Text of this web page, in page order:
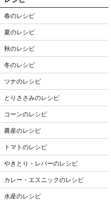
春のレシピ
夏のレシピ
秋のレシピ
冬のレシピ
ツナのレシピ
とりささみのレシピ
コーンのレシピ
農産のレシピ
トマトのレシピ
やきとり・レバーのレシピ
カレー・エスニックのレシピ
水産のレシピ